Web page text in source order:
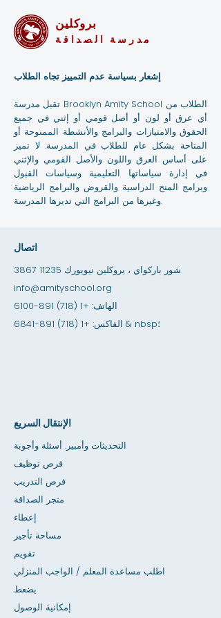
بروكلين
مدرسة الصداقة
إشعار بسياسة عدم التمييز تجاه الطلاب
تقبل مدرسة Brooklyn Amity School الطلاب من
أي عرق أو لون أو أصل قومي أو إثني في جميع
الحقوق والامتيازات والبرامج والأنشطة الممنوحة أو
المتاحة بشكل عام للطلاب في المدرسة. لا تميز
على أساس العرق واللون والأصل القومي والإثني
في إدارة سياساتها التعليمية وسياسات القبول
وبرامج المنح الدراسية والقروض والبرامج الرياضية
وغيرها من البرامج التي تديرها المدرسة.
اتصال
3867 شور باركواي ، بروكلين نيويورك 11235
info@amityschool.org
الهاتف: +1 (718) 891-6100
الفاكس: +1 (718) 891-6841 & nbsp؛
الإنتقال السريع
التحديثات وأمبير. أسئلة وأجوبة
فرص توظيف
فرص التدريب
متجر الصداقة
إعطاء
مساحة تأجير
تقويم
اطلب مساعدة المعلم / الواجب المنزلي
يضعط
إمكانية الوصول